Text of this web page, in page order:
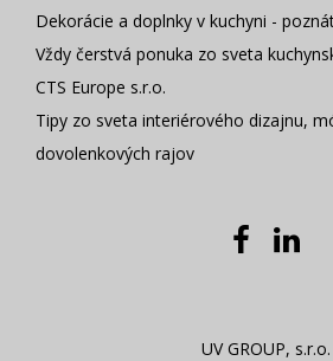
Dekorácie a doplnky v kuchyni -
Vždy čerstvá ponuka zo sveta
CTS Europe s.r.o.
Tipy zo sveta interiérového dizajnu,
dovolenkových rajov
UV GROUP, s.r.o.